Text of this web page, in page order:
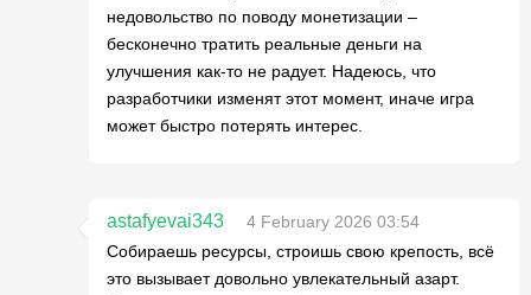
недовольство по поводу монетизации –
бесконечно тратить реальные деньги на
улучшения как-то не радует. Надеюсь, что
разработчики изменят этот момент, иначе игра
может быстро потерять интерес.
astafyevai343
4 February 2026 03:54
Собираешь ресурсы, строишь свою крепость, всё
это вызывает довольно увлекательный азарт.